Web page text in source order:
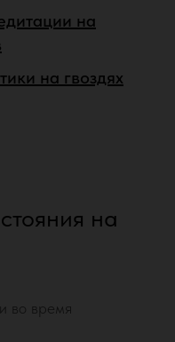
на
на гвоздях
на
во время